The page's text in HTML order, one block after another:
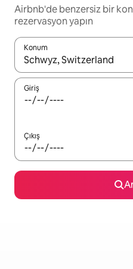
Airbnb'de benzersiz bir
rezervasyon yapın
Konum
Sonuçlar kullanılabilir
Giriş
Çıkış